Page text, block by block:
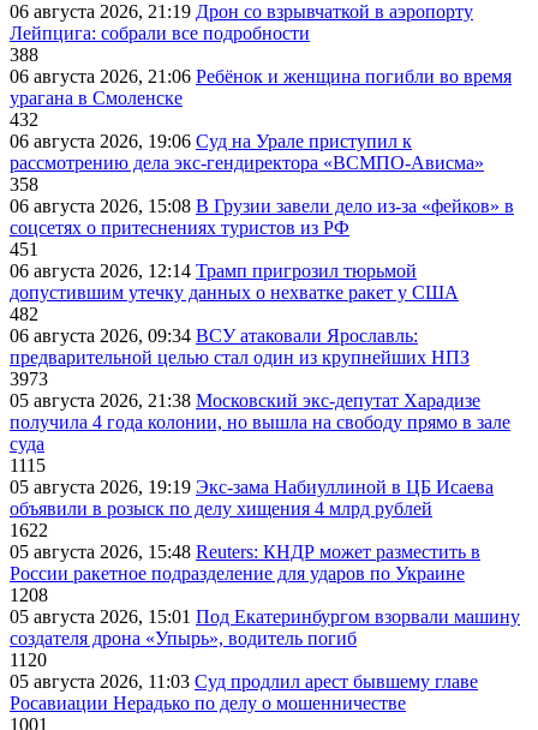
06 августа 2026, 21:19 Дрон со взрывчаткой в аэропорту
Лейпцига: собрали все подробности
388
06 августа 2026, 21:06 Ребёнок и женщина погибли во время
урагана в Смоленске
432
06 августа 2026, 19:06 Суд на Урале приступил к
рассмотрению дела экс-гендиректора «ВСМПО-Ависма»
358
06 августа 2026, 15:08 В Грузии завели дело из-за «фейков» в
соцсетях о притеснениях туристов из РФ
451
06 августа 2026, 12:14 Трамп пригрозил тюрьмой
допустившим утечку данных о нехватке ракет у США
482
06 августа 2026, 09:34 ВСУ атаковали Ярославль:
предварительной целью стал один из крупнейших НПЗ
3973
05 августа 2026, 21:38 Московский экс-депутат Харадизе
получила 4 года колонии, но вышла на свободу прямо в зале
суда
1115
05 августа 2026, 19:19 Экс-зама Набиуллиной в ЦБ Исаева
объявили в розыск по делу хищения 4 млрд рублей
1622
05 августа 2026, 15:48 Reuters: КНДР может разместить в
России ракетное подразделение для ударов по Украине
1208
05 августа 2026, 15:01 Под Екатеринбургом взорвали машину
создателя дрона «Упырь», водитель погиб
1120
05 августа 2026, 11:03 Суд продлил арест бывшему главе
Росавиации Нерадько по делу о мошенничестве
1001